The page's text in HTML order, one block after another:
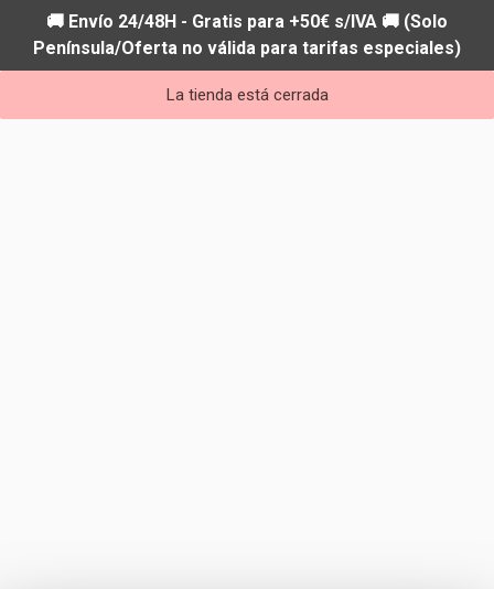
🚚 Envío 24/48H - Gratis para +50€ s/IVA 🚚 (Solo
Península/Oferta no válida para tarifas especiales)
La tienda está cerrada